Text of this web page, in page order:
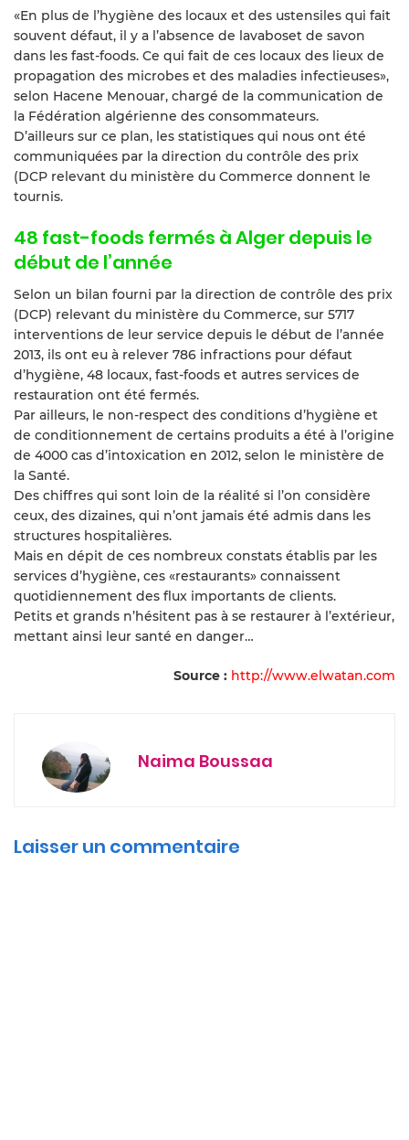
«En plus de l’hygiène des locaux et des ustensiles qui fait
souvent défaut, il y a l’absence de lavaboset de savon
dans les fast-foods. Ce qui fait de ces locaux des lieux de
propagation des microbes et des maladies infectieuses»,
selon Hacene Menouar, chargé de la communication de
la Fédération algérienne des consommateurs.
D’ailleurs sur ce plan, les statistiques qui nous ont été
communiquées par la direction du contrôle des prix
(DCP relevant du ministère du Commerce donnent le
tournis.
48 fast-foods fermés à Alger depuis le
début de l’année
Selon un bilan fourni par la direction de contrôle des prix
(DCP) relevant du ministère du Commerce, sur 5717
interventions de leur service depuis le début de l’année
2013, ils ont eu à relever 786 infractions pour défaut
d’hygiène, 48 locaux, fast-foods et autres services de
restauration ont été fermés.
Par ailleurs, le non-respect des conditions d’hygiène et
de conditionnement de certains produits a été à l’origine
de 4000 cas d’intoxication en 2012, selon le ministère de
la Santé.
Des chiffres qui sont loin de la réalité si l’on considère
ceux, des dizaines, qui n’ont jamais été admis dans les
structures hospitalières.
Mais en dépit de ces nombreux constats établis par les
services d’hygiène, ces «restaurants» connaissent
quotidiennement des flux importants de clients.
Petits et grands n’hésitent pas à se restaurer à l’extérieur,
mettant ainsi leur santé en danger…
Source : http://www.elwatan.com
Naima Boussaa
Laisser un commentaire